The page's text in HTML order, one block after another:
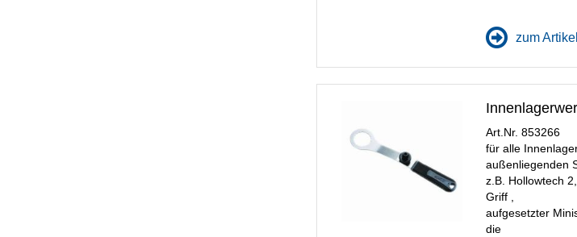
zum Artikel
Art.Nr. 853266
für alle
außenliegenden
z.B. Hollowtech
Griff ,
aufgesetzter
die